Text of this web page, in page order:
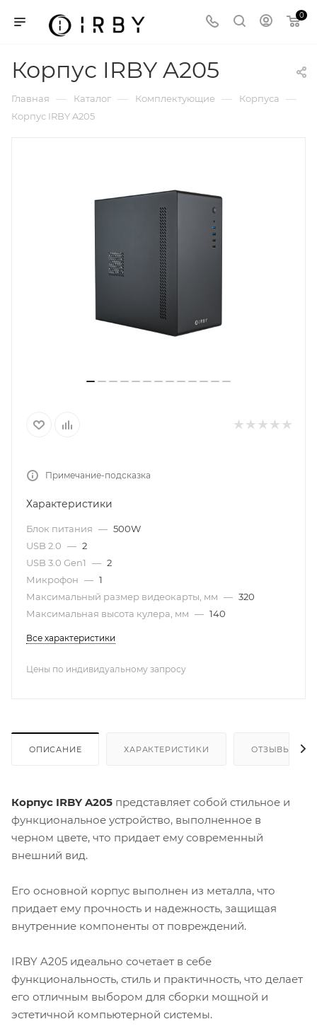
0
Корпус IRBY A205
Главная — Каталог — Комплектующие — Корпуса —
Корпус IRBY A205
Примечание-подсказка
Характеристики
Блок питания — 500W
USB 2.0 — 2
USB 3.0 Gen1
— 2
Микрофон — 1
Максимальный размер видеокарты, мм — 320
Максимальная высота кулера, мм — 140
Все характеристики
Цены по индивидуальному запросу
ОПИСАНИЕ ХАРАКТЕРИСТИКИ ОТЗЫВЫ
Корпус IRBY A205 представляет собой стильное и
функциональное устройство, выполненное в
черном цвете, что придает ему современный
внешний вид.
Его основной корпус выполнен из металла, что
придает ему прочность и надежность, защищая
внутренние компоненты от повреждений.
IRBY A205 идеально сочетает в себе
функциональность, стиль и практичность, что делает
его отличным выбором для сборки мощной и
эстетичной компьютерной системы.